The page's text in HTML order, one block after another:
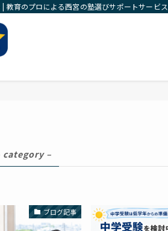
育のプロによる西宮の塾選びサポートサービス
category –
ブログ記事